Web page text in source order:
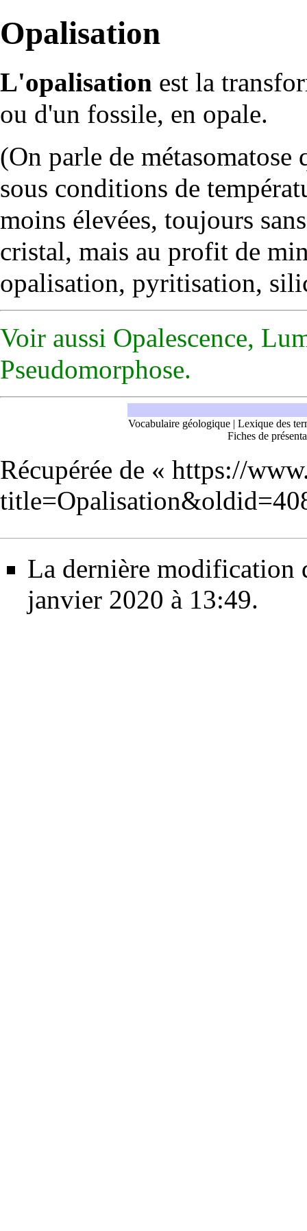
Opalisation
L'opalisation est la
ou d'un fossile, en opale.
(On parle de métasomatose
sous conditions de
moins élevées, toujours
cristal, mais au profit de
opalisation, pyritisation,
Voir aussi Opalescence,
Pseudomorphose.
Vocabulaire géologique| Lexique des
Fiches de
Récupérée de « https://
La dernière modification
janvier 2020 à 13:49.